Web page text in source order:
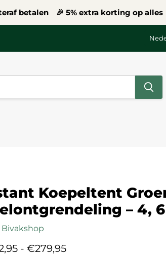
betalen 🎉 5% extra korting op alles
Koepeltent
– 4,
Bivakshop
- €279,95